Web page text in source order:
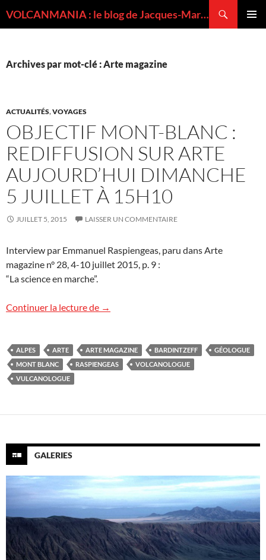
VOLCANMANIA : le blog de Jacques-Marie BARDINTZEFF, volcanologue
Archives par mot-clé : Arte magazine
ACTUALITÉS,VOYAGES
OBJECTIF MONT-BLANC :
REDIFFUSION SUR ARTE
AUJOURD’HUI DIMANCHE
5 JUILLET À 15H10
JUILLET 5, 2015 LAISSER UN COMMENTAIRE
Interview par Emmanuel Raspiengeas, paru dans Arte
magazine n° 28, 4-10 juillet 2015, p. 9 :
“La science en marche”.
Continuer la lecture de Objectif Mont-Blanc : rediffusion sur
→
ALPES ARTE ARTE MAGAZINE BARDINTZEFF
GÉOLOGUE
MONT BLANC
RASPIENGEAS
VOLCANOLOGUE
VULCANOLOGUE
GALERIES